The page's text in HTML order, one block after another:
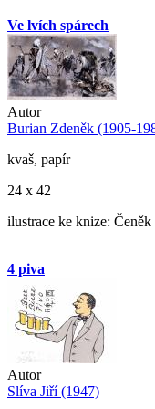
Ve lvích spárech
Autor
Burian Zdeněk (1905-
kvaš, papír
24 x 42
ilustrace ke knize:
4 piva
Autor
Slíva Jiří (1947)